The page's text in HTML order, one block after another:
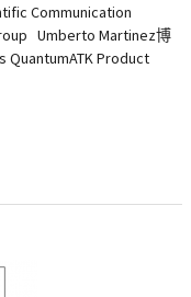
Communication
Umberto Martinez博
QuantumATK Product